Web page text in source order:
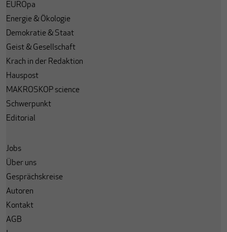
EUROpa
Energie & Ökologie
Demokratie & Staat
Geist & Gesellschaft
Krach in der Redaktion
Hauspost
MAKROSKOP science
Schwerpunkt
Editorial
Jobs
Über uns
Gesprächskreise
Autoren
Kontakt
AGB